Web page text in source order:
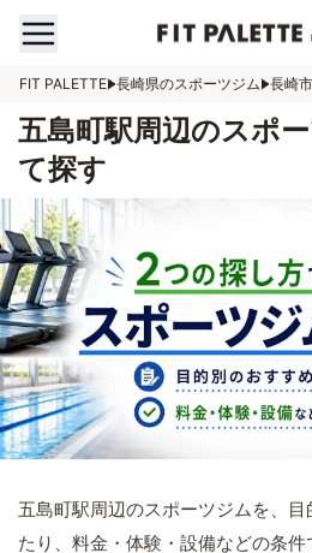
FIT PALETTE 長崎県のスポーツジム 長崎
五島町駅周辺のスポ
て探す
五島町駅周辺のスポーツジムを、
たり、料金・体験・設備などの条件